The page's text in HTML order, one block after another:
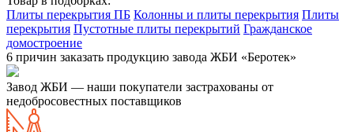
Плиты перекрытия ПБ Колонны и плиты перекрытия Плиты
перекрытия Пустотные плиты перекрытий Гражданское
домостроение
6 причин заказать продукцию завода ЖБИ «Беротек»
Завод ЖБИ — наши покупатели застрахованы от
недобросовестных поставщиков